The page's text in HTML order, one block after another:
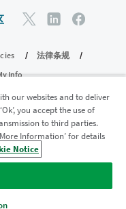
法律条规
Info
AB。保留所有权利。
损害您宝贵的
our websites and to deliver
you accept the use of
to third parties.
Information’ for details
Notice